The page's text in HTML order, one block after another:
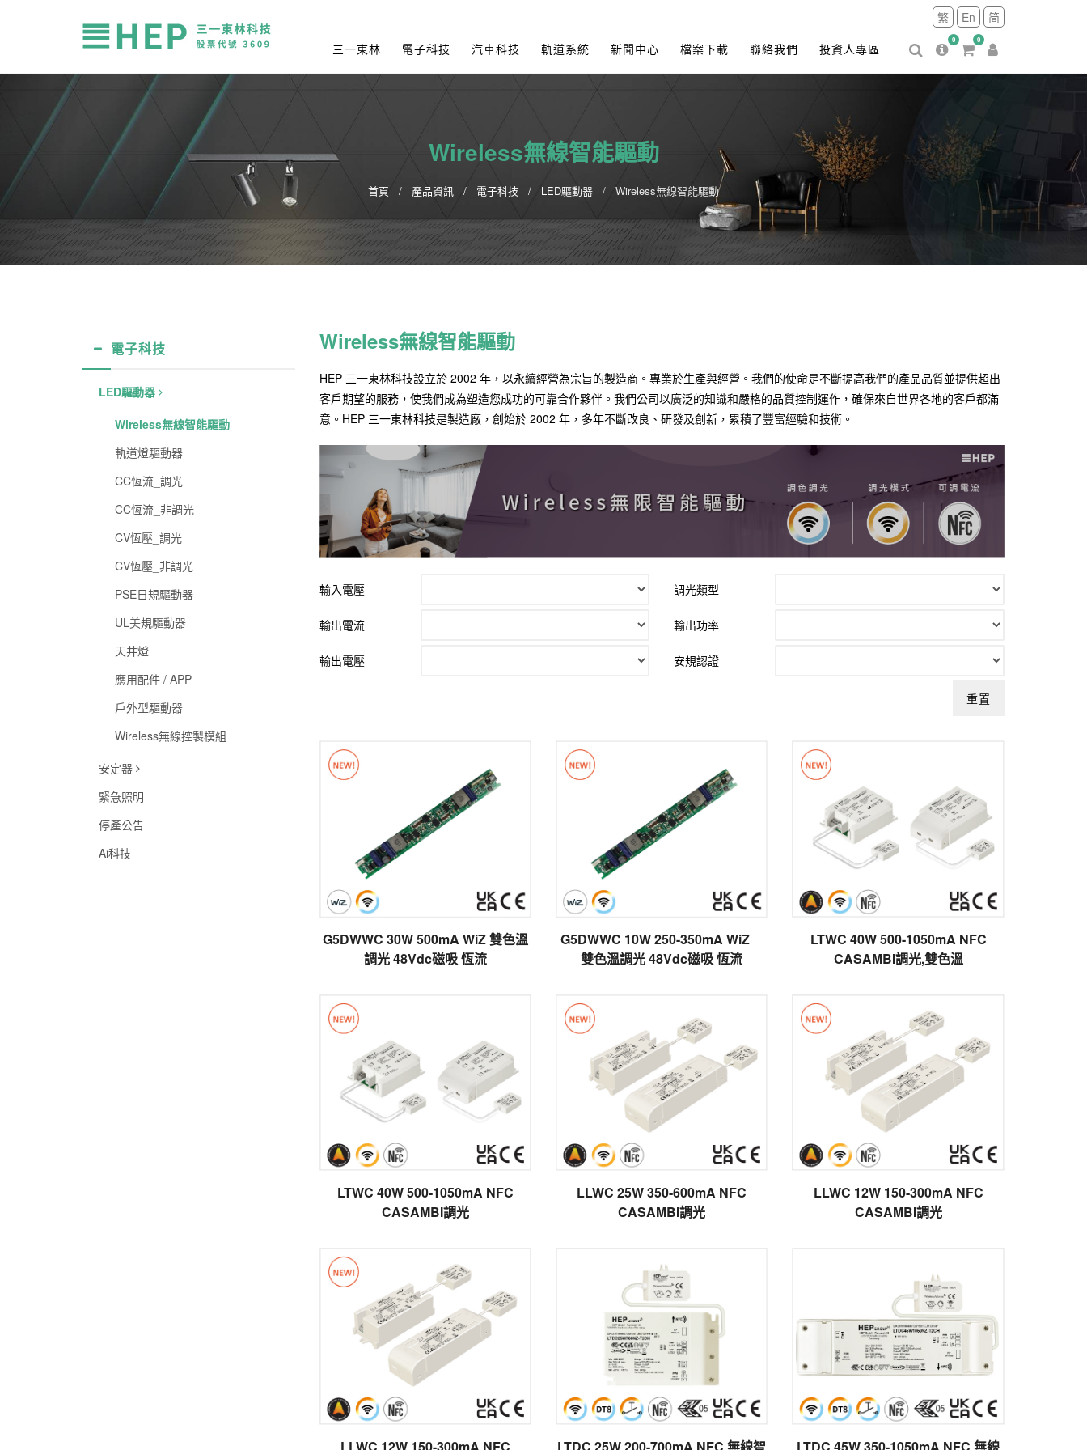
繁 En 简
0 0
三一東林 電子科技 汽車科技 軌道系統 新聞中心 檔案下載 聯絡我們 投資人專區
Wireless無線智能驅動
首頁 產品資訊 電子科技 LED驅動器 Wireless無線智能驅動
電子科技
LED驅動器
Wireless無線智能驅動
軌道燈驅動器
CC恆流_調光
CC恆流_非調光
CV恆壓_調光
CV恆壓_非調光
PSE日規驅動器
UL美規驅動器
天井燈
應用配件 / APP
戶外型驅動器
Wireless無線控製模組
安定器
緊急照明
停產公告
Ai科技
Wireless無線智能驅動
HEP 三一東林科技設立於 2002 年，以永續經營為宗旨的製造商。專業於生產與經營。我們的使命是不斷提高我們的產品品質並提供超出
客戶期望的服務，使我們成為塑造您成功的可靠合作夥伴。我們公司以廣泛的知識和嚴格的品質控制運作，確保來自世界各地的客戶都滿
意。HEP 三一東林科技是製造廠，創始於 2002 年，多年不斷改良、研發及創新，累積了豐富經驗和技術。
輸入電壓 調光類型
輸出電流 輸出功率
輸出電壓 安規認證
重置
G5DWWC 30W 500mA WiZ 雙色溫
調光 48Vdc磁吸 恆流
G5DWWC 10W 250-350mA WiZ
雙色溫調光 48Vdc磁吸 恆流
LTWC 40W 500-1050mA NFC
CASAMBI調光,雙色溫
LTWC 40W 500-1050mA NFC
CASAMBI調光
LLWC 25W 350-600mA NFC
CASAMBI調光
LLWC 12W 150-300mA NFC
CASAMBI調光